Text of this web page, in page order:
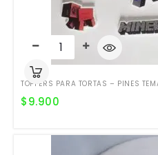
TOPPERS PARA TORTAS – PINES
$9.900